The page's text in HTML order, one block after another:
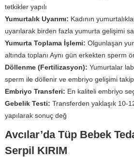
tetkikler yapılı
Yumurtalık Uyarımı: Kadının
uyarılarak birden fazla yumurta gelişimi
Yumurta Toplama İşlemi: Olgunlaşan
altında toplanı Aynı gün erkekten sperm
Döllenme (Fertilizasyon): Yumurtalar
sperm ile döllenir ve embriyo gelişimi takip
Embriyo Transferi: En kaliteli embriyo
Gebelik Testi: Transferden yaklaşık 10-
yapılarak sonuç değ
Avcılar’da Tüp Bebek
Serpil KIRIM